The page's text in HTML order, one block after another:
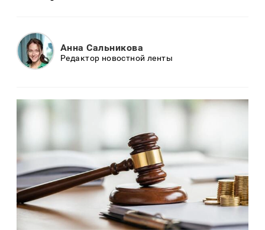
Анна Сальникова
Редактор новостной ленты